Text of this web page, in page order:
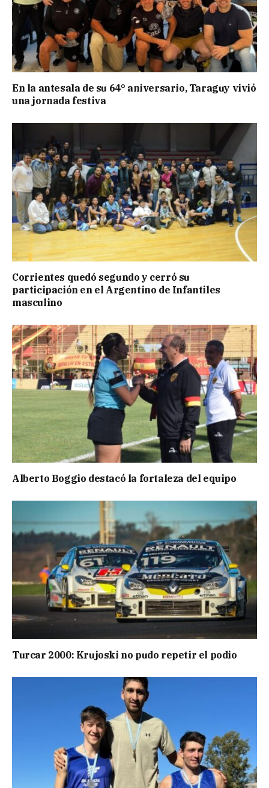
En la antesala de su 64° aniversario, Taraguy vivió
una jornada festiva
Corrientes quedó segundo y cerró su
participación en el Argentino de Infantiles
masculino
Alberto Boggio destacó la fortaleza del equipo
Turcar 2000: Krujoski no pudo repetir el podio